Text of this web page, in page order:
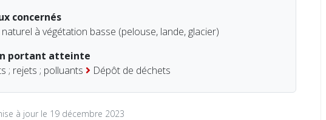
concernés
à végétation basse (pelouse, lande, glacier)
portant atteinte
; rejets ; polluants
Dépôt de déchets
à jour le 19 décembre 2023